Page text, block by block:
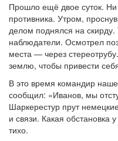
Прошло ещё двое суток.
противника. Утром,
делом поднялся на скирду.
наблюдатели. Осмотрел
места — через
землю, чтобы привести
В это время командир
сообщил: «Иванов, мы
Шаркерестур прут
и связи. Какая обстановка
тихо.